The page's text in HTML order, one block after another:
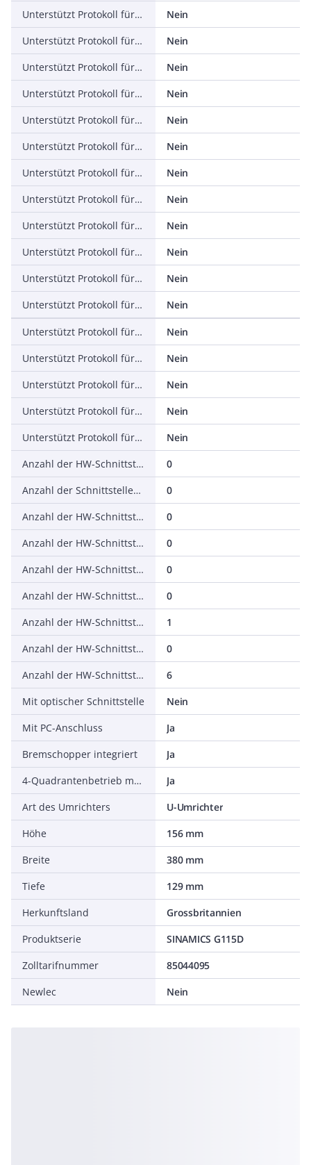
Unterstützt Protokoll für KNX
Nein
Unterstützt Protokoll für Modbus
Nein
Unterstützt Protokoll für Data-Highway
Nein
Unterstützt Protokoll für DeviceNet
Nein
Unterstützt Protokoll für SUCONET
Nein
Unterstützt Protokoll für LON
Nein
Unterstützt Protokoll für PROFINET IO
Nein
Unterstützt Protokoll für PROFINET CBA
Nein
Unterstützt Protokoll für SERCOS
Nein
Unterstützt Protokoll für Foundation Fieldbus
Nein
Unterstützt Protokoll für EtherNet/IP
Nein
Unterstützt Protokoll für AS-Interface Safety at Work
Nein
Unterstützt Protokoll für DeviceNet Safety
Nein
Unterstützt Protokoll für INTERBUS-Safety
Nein
Unterstützt Protokoll für PROFIsafe
Nein
Unterstützt Protokoll für SafetyBUS p
Nein
Unterstützt Protokoll für sonstige Bussysteme
Nein
Anzahl der HW-Schnittstellen Industrial Ethernet
0
Anzahl der Schnittstellen PROFINET
0
Anzahl der HW-Schnittstellen seriell RS-232
0
Anzahl der HW-Schnittstellen seriell RS-422
0
Anzahl der HW-Schnittstellen seriell RS-485
0
Anzahl der HW-Schnittstellen seriell TTY
0
Anzahl der HW-Schnittstellen USB
1
Anzahl der HW-Schnittstellen parallel
0
Anzahl der HW-Schnittstellen sonstige
6
Mit optischer Schnittstelle
Nein
Mit PC-Anschluss
Ja
Bremschopper integriert
Ja
4-Quadrantenbetrieb möglich
Ja
Art des Umrichters
U-Umrichter
Höhe
156 mm
Breite
380 mm
Tiefe
129 mm
Herkunftsland
Grossbritannien
Produktserie
SINAMICS G115D
Zolltarifnummer
85044095
Newlec
Nein